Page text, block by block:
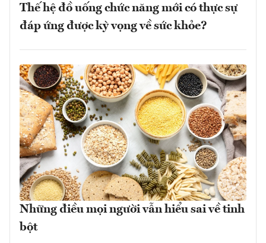
Thế hệ đồ uống chức năng mới có thực sự
đáp ứng được kỳ vọng về sức khỏe?
Những điều mọi người vẫn hiểu sai về tinh
bột